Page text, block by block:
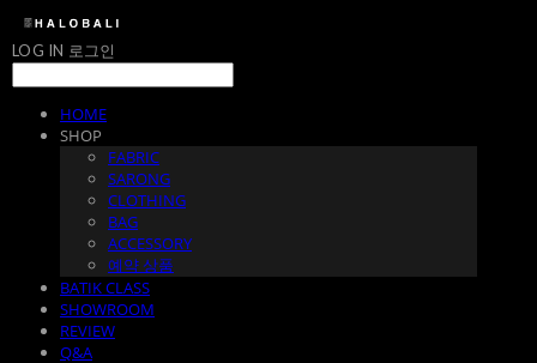
LOG IN 로그인
HOME
SHOP
FABRIC
SARONG
CLOTHING
BAG
ACCESSORY
예약 상품
BATIK CLASS
SHOWROOM
REVIEW
Q&A